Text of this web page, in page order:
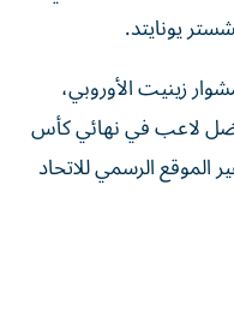
يونايتد.
زينيت الأوروبي،
لاعب في نهائي كأس
الموقع الرسمي للاتحاد